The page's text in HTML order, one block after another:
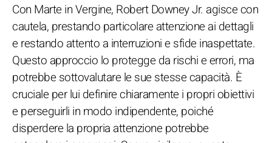
Con Marte in Vergine, Robert Downey Jr. agisce con
cautela, prestando particolare attenzione ai dettagli
e restando attento a interruzioni e sfide inaspettate.
Questo approccio lo protegge da rischi e errori, ma
potrebbe sottovalutare le sue stesse capacità. È
cruciale per lui definire chiaramente i propri obiettivi
e perseguirli in modo indipendente, poiché
disperdere la propria attenzione potrebbe